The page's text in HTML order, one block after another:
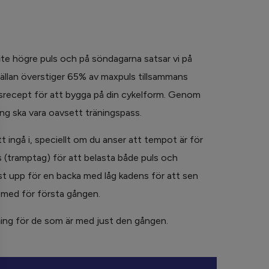
högre puls och på söndagarna satsar vi på
överstiger 65% av maxpuls tillsammans
för att bygga på din cykelform. Genom
ska vara oavsett träningspass.
ingå i, speciellt om du anser att tempot är för
(tramptag) för att belasta både puls och
upp för en backa med låg kadens för att sen
för första gången.
för de som är med just den gången.